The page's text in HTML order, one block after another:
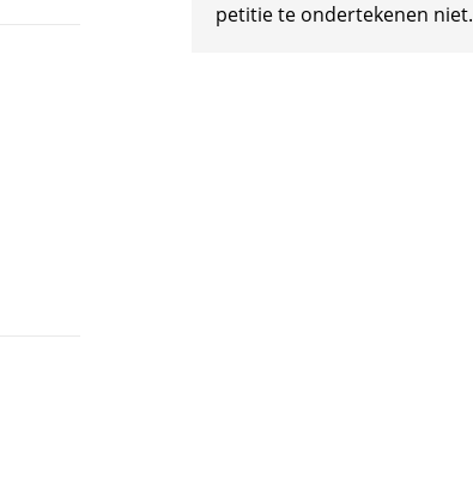
petitie te ondertekenen niet.